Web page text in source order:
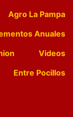
Agro La Pampa
Anuales
Videos
Entre Pocillos